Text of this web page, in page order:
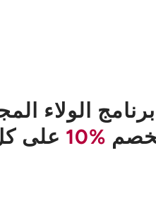
الولاء
%10 على